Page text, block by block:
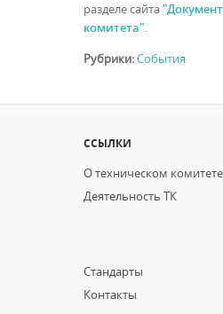
разделе сайта
комитета".
Рубрики:События
ССЫЛКИ
О техническом комитете
Деятельность ТК
Стандарты
Контакты